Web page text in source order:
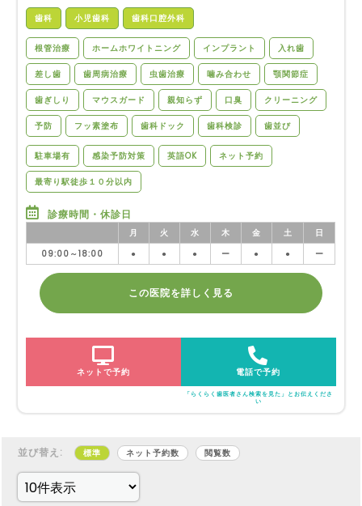
歯科 小児歯科 歯科口腔外科
根管治療 ホームホワイトニング インプラント 入れ歯
差し歯 歯周病治療 虫歯治療 噛み合わせ 顎関節症
歯ぎしり マウスガード 親知らず 口臭 クリーニング
予防 フッ素塗布 歯科ドック 歯科検診 歯並び
駐車場有 感染予防対策 英語OK ネット予約
最寄り駅徒歩１０分以内
診療時間・休診日
月 火 水 木 金 土
日
09:00～18:00
● ● ● ー ● ● ー
この医院を詳しく見る
ネットで予約 電話で予約
「らくらく歯医者さん検索を見た」とお伝えくださ
い
並び替え: 標準 ネット予約数 閲覧数